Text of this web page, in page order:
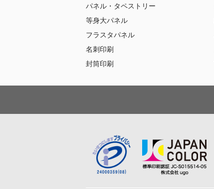
パネル・タペストリー
等身大パネル
フラスタパネル
名刺印刷
封筒印刷